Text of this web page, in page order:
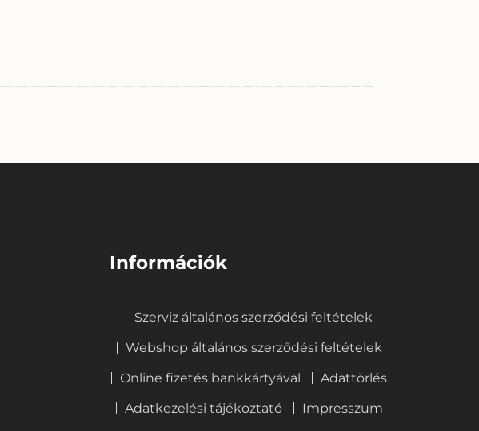
Információk
Szerviz általános szerződési feltételek
Webshop általános szerződési feltételek
Online fizetés bankkártyával
Adattörlés
Adatkezelési tájékoztató
Impresszum